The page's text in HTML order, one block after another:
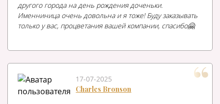
другого города на день рождения доченьки.
Именниница очень довольна и я тоже! Буду заказывать
только у вас, процветания вашей компании, спасибо🤗
17-07-2025
Charles Bronson